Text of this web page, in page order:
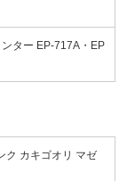
ンター EP-717A・EP
ク カキゴオリ マゼ